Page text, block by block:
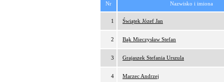
Nr Nazwisko i imiona
1 Świątek Józef Jan
2 Bąk Mieczysław Stefan
3 Grajaszek Stefania Urszula
4 Marzec Andrzej